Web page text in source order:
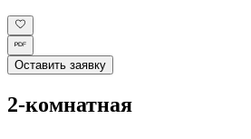
Оставить заявку
2-комнатная